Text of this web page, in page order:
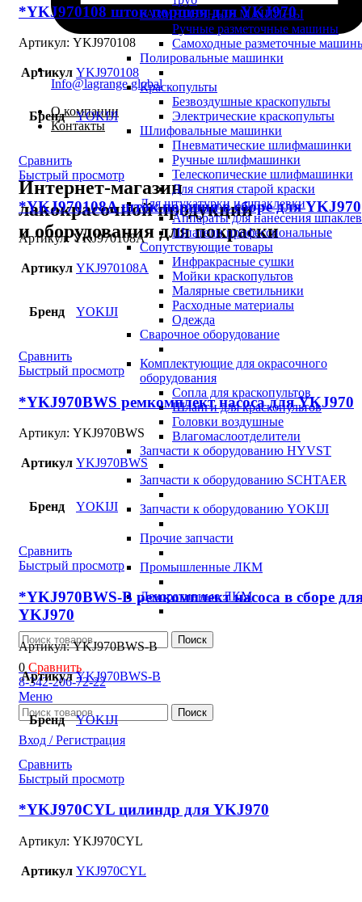
Info@lagrange.global
О компании
Контакты
Интернет-магазин
лакокрасочной продукции
и оборудования для покраски
РАЗМЕТОЧНЫЕ МАШИНЫ
Ручные разметочные машины
Самоходные разметочные
Полировальные машинки
Краскопульты
Безвоздушные краскопульты
Электрические краскопульты
Шлифовальные машинки
Пневматические шлифмашинки
Ручные шлифмашинки
Телескопические шлифмашинки
Для снятия старой краски
Для штукатурки и шпаклевки
Аппараты для нанесения
Шпатели профессиональные
Сопутствующие товары
Инфракрасные сушки
Мойки краскопультов
Малярные светильники
Расходные материалы
Одежда
Сварочное оборудование
Комплектующие для окрасочного
оборудования
Сопла для краскопультов
Шланги для краскопультов
Головки воздушные
Влагомаслоотделители
Запчасти к оборудованию HYVST
Запчасти к оборудованию SCHTAER
Запчасти к оборудованию YOKIJI
Прочие запчасти
Промышленные ЛКМ
Декоративные ЛКМ
Поиск
0 Сравнить
8-342-206-72-22
Меню
Поиск
Вход / Регистрация
*YKJ970108 шток поршня для YKJ970
Артикул: YKJ970108
Артикул YKJ970108
Бренд YOKIJI
Сравнить
Быстрый просмотр
*YKJ970108A шток поршня в сборе для YKJ970
Артикул:YKJ970108A
Артикул YKJ970108A
Бренд YOKIJI
Сравнить
Быстрый просмотр
*YKJ970BWS ремкомплект насоса для YKJ970
Артикул: YKJ970BWS
Артикул YKJ970BWS
Бренд YOKIJI
Сравнить
Быстрый просмотр
*YKJ970BWS-B ремкомплект насоса в сборе
YKJ970
Артикул:YKJ970BWS-B
Артикул YKJ970BWS-B
Бренд YOKIJI
Сравнить
Быстрый просмотр
*YKJ970CYL цилиндр для YKJ970
Артикул: YKJ970CYL
Артикул YKJ970CYL